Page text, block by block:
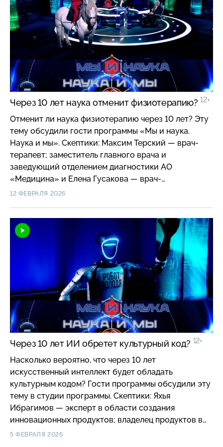
ScanFace, эксперт передовой инженерной школы
«Цифровой инжиниринг» СПбПУ Петра Великого
и Валентин Скрябин — врач-психиатр; доцент
кафедры наркологии РМАНПО МЗ РФ.
Через 10 лет наука отменит физиотерапию? 12+
Отменит ли наука физиотерапию через 10 лет? Эту
тему обсудили гости программы «Мы и наука.
Наука и мы». Скептики: Максим Терский — врач-
терапевт; заместитель главного врача и
заведующий отделением диагностики АО
«Медицина» и Елена Гусакова — врач-
реабилитолог; доктор медицинских наук,
Оптимисты: Александр Карасёв — врач
клинической лабораторной диагностики;
медицинский директор, Большая тройка —
Медицина и Лариса Попович — биолог-
нейрофизиолог, экономист; директор Института
экономики здравоохранения НИУ ВШЭ.
12 ФЕВРАЛЯ 2026
Через 10 лет ИИ обретет культурный код? 12+
Насколько вероятно, что через 10 лет
искусственный интеллект будет обладать
культурным кодом? Гости программы обсудили эту
тему в студии программы. Скептики: Яхья
Ибрагимов — эксперт в области создания
инновационных продуктов; владелец продуктов в
области предсказательной аналитики в FMCG и
5 ФЕВРАЛЯ 2026